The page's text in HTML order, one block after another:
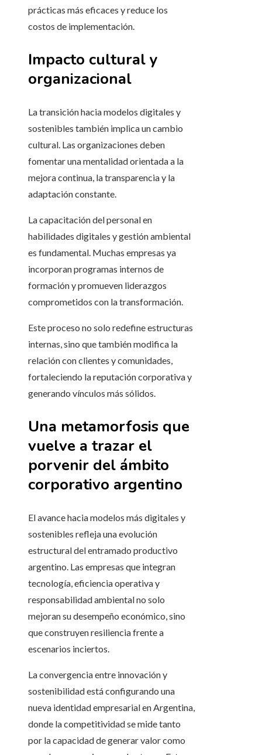
prácticas más eficaces y reduce los
costos de implementación.
Impacto cultural y
organizacional
La transición hacia modelos digitales y
sostenibles también implica un cambio
cultural. Las organizaciones deben
fomentar una mentalidad orientada a la
mejora continua, la transparencia y la
adaptación constante.
La capacitación del personal en
habilidades digitales y gestión ambiental
es fundamental. Muchas empresas ya
incorporan programas internos de
formación y promueven liderazgos
comprometidos con la transformación.
Este proceso no solo redefine estructuras
internas, sino que también modifica la
relación con clientes y comunidades,
fortaleciendo la reputación corporativa y
generando vínculos más sólidos.
Una metamorfosis que
vuelve a trazar el
porvenir del ámbito
corporativo argentino
El avance hacia modelos más digitales y
sostenibles refleja una evolución
estructural del entramado productivo
argentino. Las empresas que integran
tecnología, eficiencia operativa y
responsabilidad ambiental no solo
mejoran su desempeño económico, sino
que construyen resiliencia frente a
escenarios inciertos.
La convergencia entre innovación y
sostenibilidad está configurando una
nueva identidad empresarial en Argentina,
donde la competitividad se mide tanto
por la capacidad de generar valor como